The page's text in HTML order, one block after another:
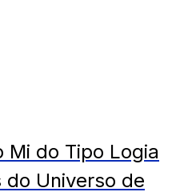
Mi do Tipo Logia
do Universo de